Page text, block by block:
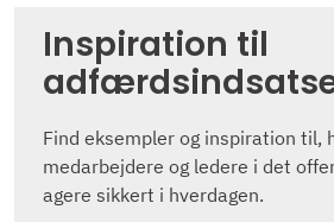
Inspiration til
Find eksempler og inspiration til,
medarbejdere og ledere i det
agere sikkert i hverdagen.